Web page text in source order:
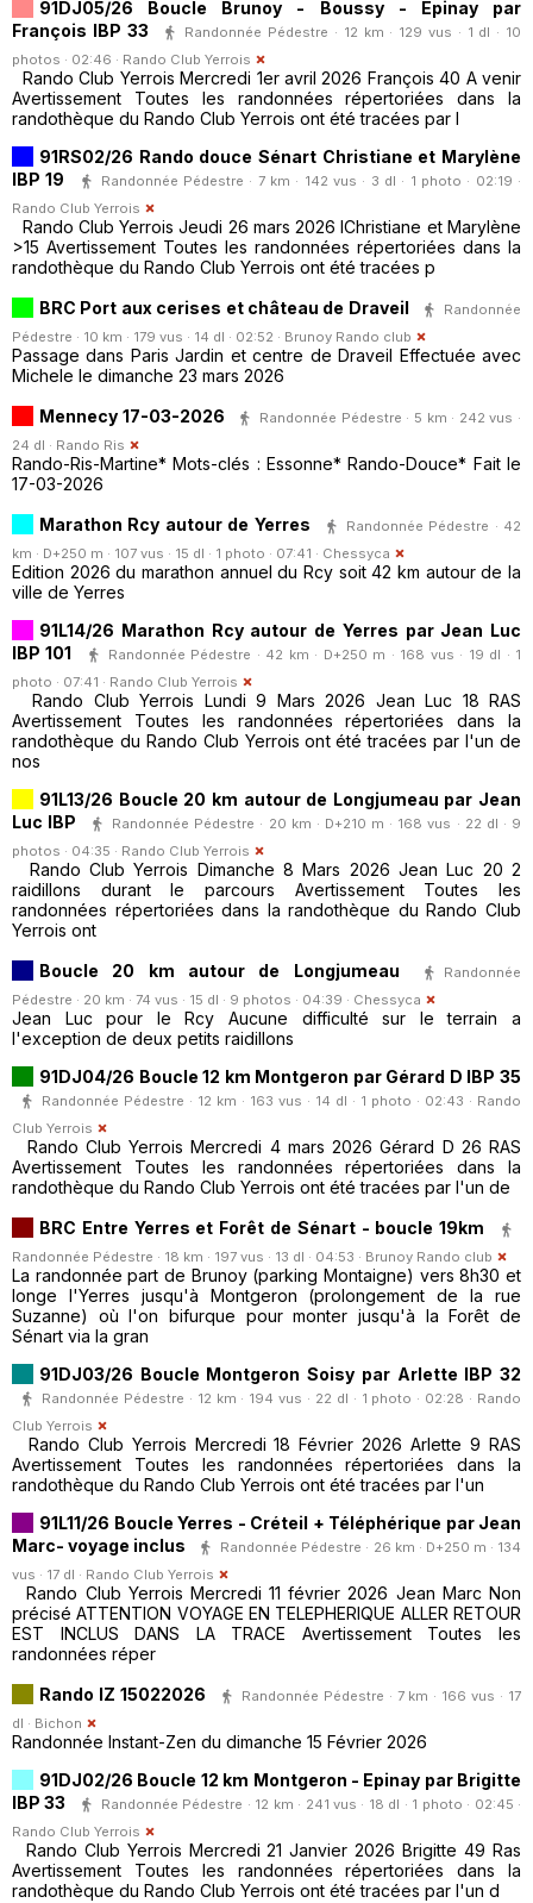
91DJ05/26 Boucle Brunoy - Boussy - Epinay par
François IBP 33
Randonnée Pédestre · 12 km · 129 vus · 1 dl · 10
photos · 02:46 · Rando Club Yerrois
Rando Club Yerrois Mercredi 1er avril 2026 François 40 A venir
Avertissement Toutes les randonnées répertoriées dans la
randothèque du Rando Club Yerrois ont été tracées par l
91RS02/26 Rando douce Sénart Christiane et Marylène
IBP 19
Randonnée Pédestre · 7 km · 142 vus · 3 dl · 1 photo · 02:19 ·
Rando Club Yerrois
Rando Club Yerrois Jeudi 26 mars 2026 IChristiane et Marylène
>15 Avertissement Toutes les randonnées répertoriées dans la
randothèque du Rando Club Yerrois ont été tracées p
BRC Port aux cerises et château de Draveil
Randonnée
Pédestre · 10 km · 179 vus · 14 dl · 02:52 · Brunoy Rando club
Passage dans Paris Jardin et centre de Draveil Effectuée avec
Michele le dimanche 23 mars 2026
Mennecy 17-03-2026
Randonnée Pédestre · 5 km · 242 vus ·
24 dl · Rando Ris
Rando-Ris-Martine* Mots-clés : Essonne* Rando-Douce* Fait le
17-03-2026
Marathon Rcy autour de Yerres
Randonnée Pédestre · 42
km · D+250 m · 107 vus · 15 dl · 1 photo · 07:41 · Chessyca
Edition 2026 du marathon annuel du Rcy soit 42 km autour de la
ville de Yerres
91L14/26 Marathon Rcy autour de Yerres par Jean Luc
IBP 101
Randonnée Pédestre · 42 km · D+250 m · 168 vus · 19 dl · 1
photo · 07:41 · Rando Club Yerrois
Rando Club Yerrois Lundi 9 Mars 2026 Jean Luc 18 RAS
Avertissement Toutes les randonnées répertoriées dans la
randothèque du Rando Club Yerrois ont été tracées par l'un de
nos
91L13/26 Boucle 20 km autour de Longjumeau par Jean
Luc IBP
Randonnée Pédestre · 20 km · D+210 m · 168 vus · 22 dl · 9
photos · 04:35 · Rando Club Yerrois
Rando Club Yerrois Dimanche 8 Mars 2026 Jean Luc 20 2
raidillons durant le parcours Avertissement Toutes les
randonnées répertoriées dans la randothèque du Rando Club
Yerrois ont
Boucle 20 km autour de Longjumeau
Randonnée
Pédestre · 20 km · 74 vus · 15 dl · 9 photos · 04:39 · Chessyca
Jean Luc pour le Rcy Aucune difficulté sur le terrain a
l'exception de deux petits raidillons
91DJ04/26 Boucle 12 km Montgeron par Gérard D IBP 35
Randonnée Pédestre · 12 km · 163 vus · 14 dl · 1 photo · 02:43 · Rando
Club Yerrois
Rando Club Yerrois Mercredi 4 mars 2026 Gérard D 26 RAS
Avertissement Toutes les randonnées répertoriées dans la
randothèque du Rando Club Yerrois ont été tracées par l'un de
BRC Entre Yerres et Forêt de Sénart - boucle 19km
Randonnée Pédestre · 18 km · 197 vus · 13 dl · 04:53 · Brunoy Rando club
La randonnée part de Brunoy (parking Montaigne) vers 8h30 et
longe l'Yerres jusqu'à Montgeron (prolongement de la rue
Suzanne) où l'on bifurque pour monter jusqu'à la Forêt de
Sénart via la gran
91DJ03/26 Boucle Montgeron Soisy par Arlette IBP 32
Randonnée Pédestre · 12 km · 194 vus · 22 dl · 1 photo · 02:28 · Rando
Club Yerrois
Rando Club Yerrois Mercredi 18 Février 2026 Arlette 9 RAS
Avertissement Toutes les randonnées répertoriées dans la
randothèque du Rando Club Yerrois ont été tracées par l'un
91L11/26 Boucle Yerres - Créteil + Téléphérique par Jean
Marc- voyage inclus
Randonnée Pédestre · 26 km · D+250 m · 134
vus · 17 dl · Rando Club Yerrois
Rando Club Yerrois Mercredi 11 février 2026 Jean Marc Non
précisé ATTENTION VOYAGE EN TELEPHERIQUE ALLER RETOUR
EST INCLUS DANS LA TRACE Avertissement Toutes les
randonnées réper
Rando IZ 15022026
Randonnée Pédestre · 7 km · 166 vus · 17
dl · Bichon
Randonnée Instant-Zen du dimanche 15 Février 2026
91DJ02/26 Boucle 12 km Montgeron - Epinay par Brigitte
IBP 33
Randonnée Pédestre · 12 km · 241 vus · 18 dl · 1 photo · 02:45 ·
Rando Club Yerrois
Rando Club Yerrois Mercredi 21 Janvier 2026 Brigitte 49 Ras
Avertissement Toutes les randonnées répertoriées dans la
randothèque du Rando Club Yerrois ont été tracées par l'un d